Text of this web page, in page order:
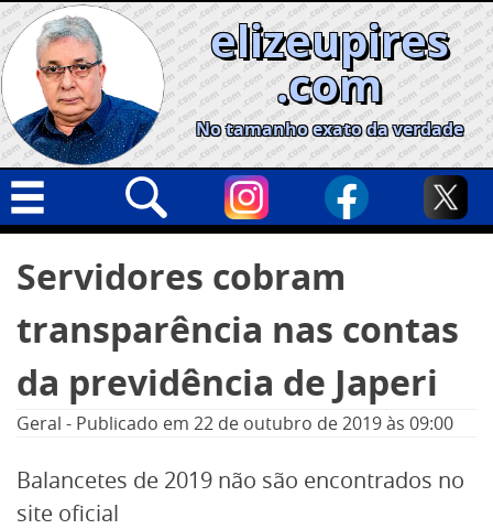
Skip
to
content
elizeupires
.com
No tamanho exato da verdade
Geral
Cidades
Política
Nacional
Informe especial
por:
Servidores cobram
transparência nas contas
da previdência de Japeri
Geral - Publicado em 22 de outubro de 2019às 09:00
Balancetes de 2019 não são encontrados no
site oficial